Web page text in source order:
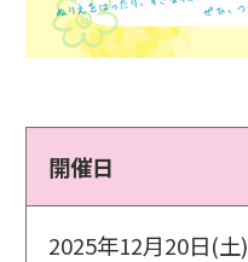
開催日
2025年12月20日(土)